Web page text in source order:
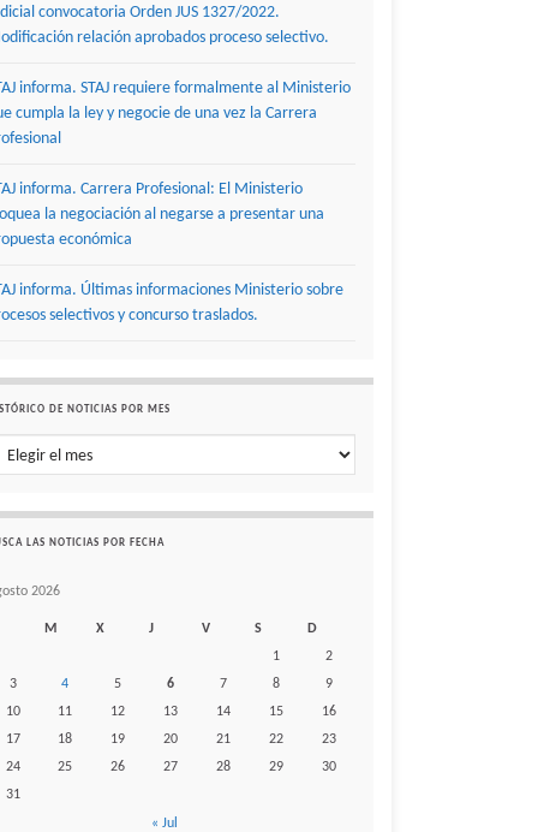
convocatoria Orden JUS 1327/2022.
relación aprobados proceso selectivo.
informa. STAJ requiere formalmente al Ministerio
cumpla la ley y negocie de una vez la Carrera
informa. Carrera Profesional: El Ministerio
la negociación al negarse a presentar una
económica
informa. Últimas informaciones Ministerio sobre
selectivos y concurso traslados.
DE NOTICIAS POR MES
de noticias por mes
LAS NOTICIAS POR FECHA
2026
M X J V S
D
1
2
3
4 5 6 7 8
9
10
11 12 13 14 15
16
17
18 19 20 21 22
23
24
25 26 27 28 29
30
31
« Jul